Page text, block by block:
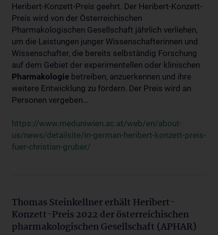
Heribert-Konzett-Preis geehrt. Der Heribert-Konzett-
Preis wird von der Österreichischen
Pharmakologischen Gesellschaft jährlich verliehen,
um die Leistungen junger Wissenschafterinnen und
Wissenschafter, die bereits selbständig Forschung
auf dem Gebiet der experimentellen oder klinischen
Pharmakologie betreiben, anzuerkennen und ihre
weitere Entwicklung zu fördern. Der Preis wird an
Personen vergeben...
https://www.meduniwien.ac.at/web/en/about-
us/news/detailsite/in-german-heribert-konzett-preis-
fuer-christian-gruber/
Thomas Steinkellner erhält Heribert-
Konzett-Preis 2022 der österreichischen
pharmakologischen Gesellschaft (APHAR)